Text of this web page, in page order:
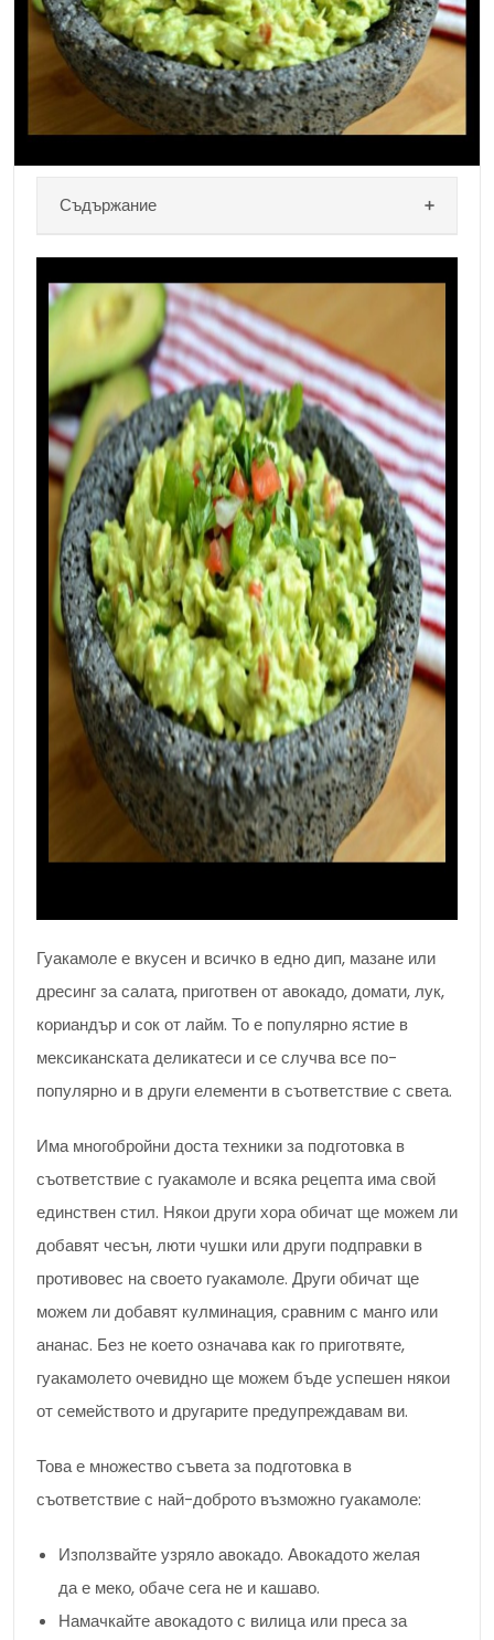
сега не и кашаво. Намачкайте авокадото с вилица
или преса за картофи. Сега не прекалявайте с
пасирането в […]
Съдържание
Гуакамоле е вкусен и всичко в едно дип, мазане или
дресинг за салата, приготвен от авокадо, домати, лук,
кориандър и сок от лайм. То е популярно ястие в
мексиканската деликатеси и се случва все по-
популярно и в други елементи в съответствие с света.
Има многобройни доста техники за подготовка в
съответствие с гуакамоле и всяка рецепта има свой
единствен стил. Някои други хора обичат ще можем ли
добавят чесън, люти чушки или други подправки в
противовес на своето гуакамоле. Други обичат ще
можем ли добавят кулминация, сравним с манго или
ананас. Без не което означава как го приготвяте,
гуакамолето очевидно ще можем бъде успешен някои
от семейството и другарите предупреждавам ви.
Това е множество съвета за подготовка в
съответствие с най-доброто възможно гуакамоле:
Използвайте узряло авокадо. Авокадото желая
да е меко, обаче сега не и кашаво.
Намачкайте авокадото с вилица или преса за